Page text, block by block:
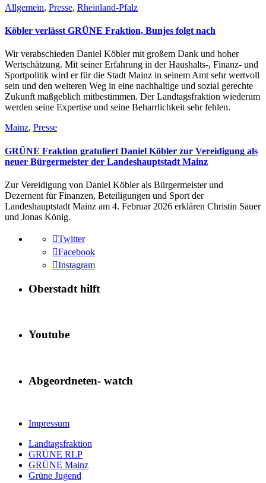
Allgemein, Presse, Rheinland-Pfalz
Köbler verlässt GRÜNE Fraktion, Bunjes folgt nach
Wir verabschieden Daniel Köbler mit großem Dank und hoher
Wertschätzung. Mit seiner Erfahrung in der Haushalts-, Finanz- und
Sportpolitik wird er für die Stadt Mainz in seinem Amt sehr wertvoll
sein und den weiteren Weg in eine nachhaltige und sozial gerechte
Zukunft maßgeblich mitbestimmen. Der Landtagsfraktion wiederum
werden seine Expertise und seine Beharrlichkeit sehr fehlen.
Mainz, Presse
GRÜNE Fraktion gratuliert Daniel Köbler zur Vereidigung als
neuer Bürgermeister der Landeshauptstadt Mainz
Zur Vereidigung von Daniel Köbler als Bürgermeister und
Dezernent für Finanzen, Beteiligungen und Sport der
Landeshauptstadt Mainz am 4. Februar 2026 erklären Christin Sauer
und Jonas König.
Twitter
Facebook
Instagram
Oberstadt hilft
Youtube
Abgeordneten- watch
Impressum
Landtagsfraktion
GRÜNE RLP
GRÜNE Mainz
Grüne Jugend